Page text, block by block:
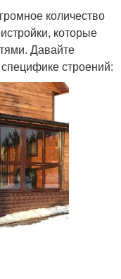
из дерева
с мангалом
беседка
количество
которые
Давайте
строений: